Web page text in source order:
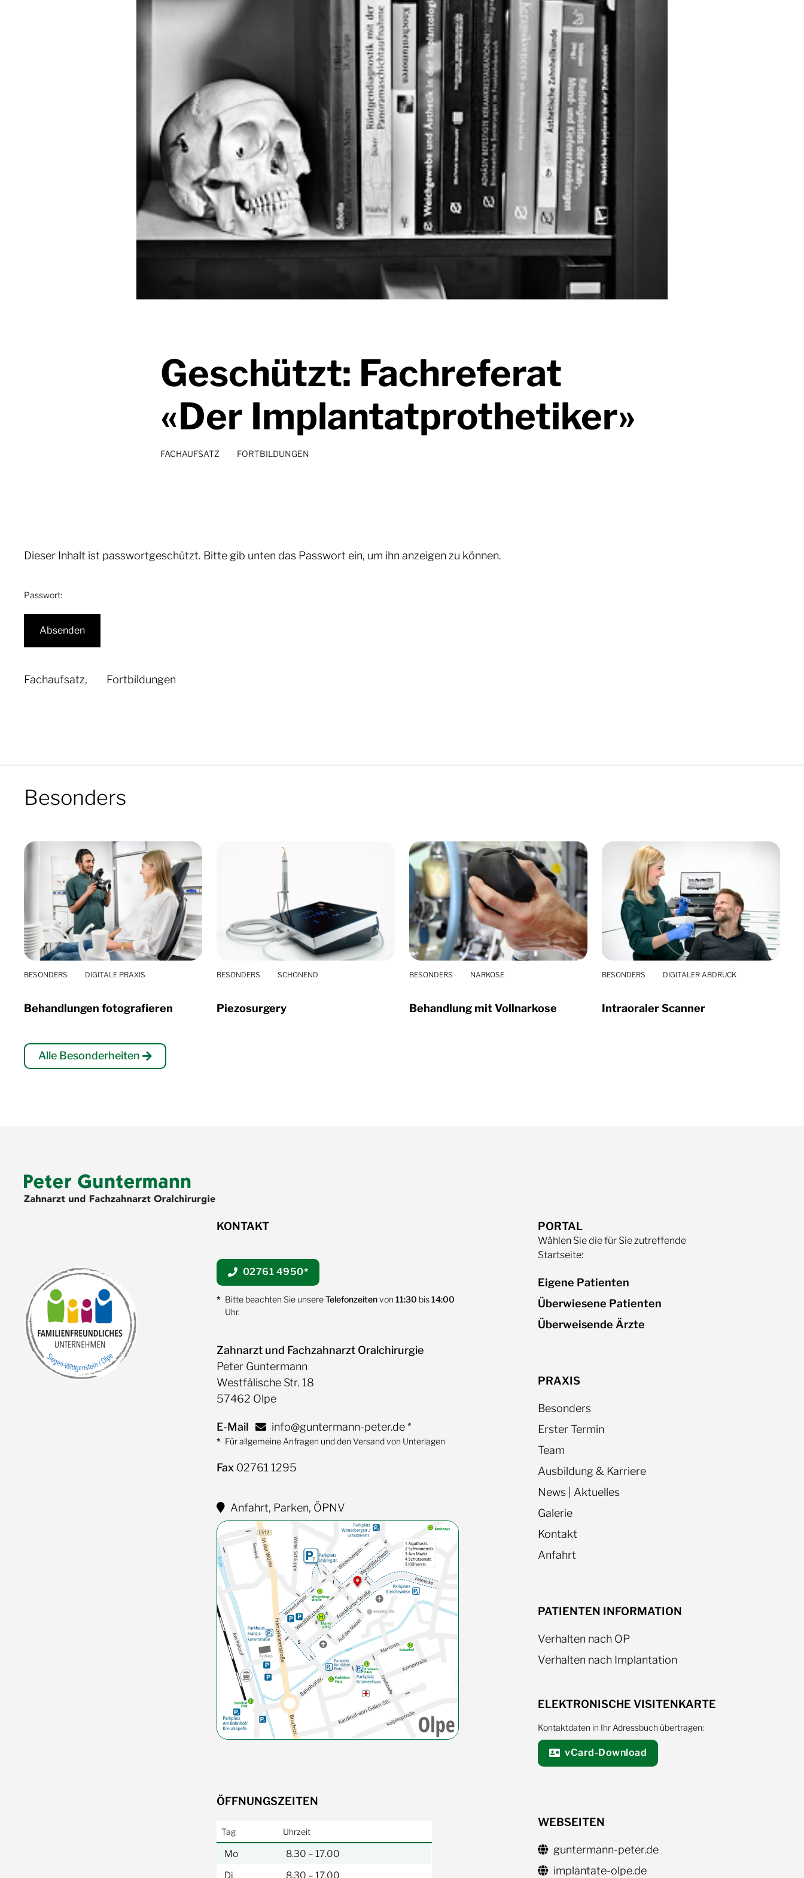
Geschützt: Fachreferat
«Der Implantatprothetiker»
FACHAUFSATZ FORTBILDUNGEN
Dieser Inhalt ist passwortgeschützt. Bitte gib unten das Passwort ein, um ihn anzeigen zu können.
Passwort:
Besonders
BESONDERS DIGITALE PRAXIS
Behandlungen fotografieren
BESONDERS SCHONEND
Piezosurgery
BESONDERS NARKOSE
Behandlung mit Vollnarkose
BESONDERS DIGITALER ABDRUCK
Intraoraler Scanner
Alle Besonderheiten
KONTAKT
02761 4950*
Bitte beachten Sie unsereTelefonzeitenvon11:30 bis14:00
Uhr.
Zahnarzt und Fachzahnarzt Oralchirurgie
Peter Guntermann
Westfälische Str. 18
57462 Olpe
E-Mail info@guntermann-peter.de*
Für allgemeine Anfragen und den Versand von Unterlagen
Fax 02761 1295
Anfahrt, Parken, ÖPNV
ÖFFNUNGSZEITEN
Tag Uhrzeit
Mo
8.30 – 17.00
Di
8.30 – 17.00
PORTAL
Wählen Sie die für Sie zutreffende
Startseite:
Eigene Patienten
Überwiesene Patienten
Überweisende Ärzte
PRAXIS
Besonders
Erster Termin
Team
Ausbildung & Karriere
News | Aktuelles
Galerie
Kontakt
Anfahrt
PATIENTEN INFORMATION
Verhalten nach OP
Verhalten nach Implantation
ELEKTRONISCHE VISITENKARTE
Kontaktdaten in Ihr Adressbuch übertragen:
vCard-Download
WEBSEITEN
guntermann-peter.de
implantate-olpe.de